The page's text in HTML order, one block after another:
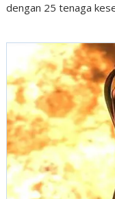
dengan 25 tenaga